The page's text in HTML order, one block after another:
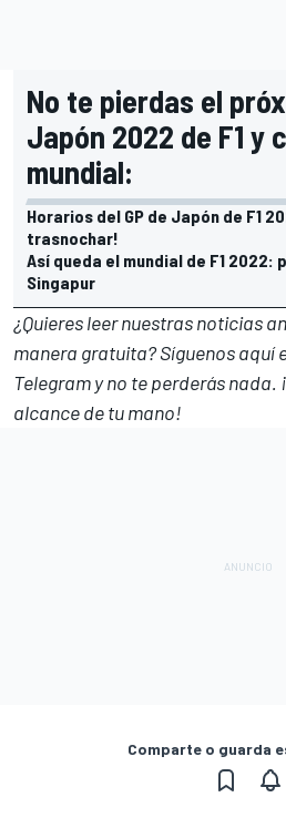
No te pierdas el
Japón 2022 de F1 y
mundial:
Horarios del GP de Japón de F1
trasnochar!
Así queda el mundial de F1
Singapur
¿Quieres leer nuestras noticias
manera gratuita? Síguenosaquí
Telegramy no te perderás nada.
alcance de tu mano!
Comparte o guarda